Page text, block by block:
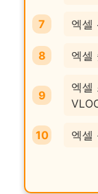
엑셀
엑셀
엑셀
엑셀